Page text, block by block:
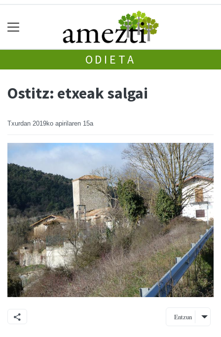
ODIETA
Ostitz: etxeak salgai
Txurdan 2019ko apirilaren 15a
Entzun